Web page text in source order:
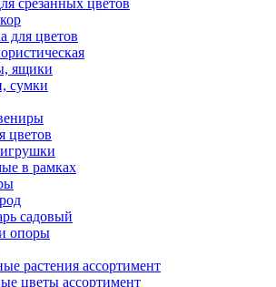
срезанных цветов
для цветов
ящики
сумки
цветов
в рамках
садовый
опоры
растения ассортимент
цветы ассортимент